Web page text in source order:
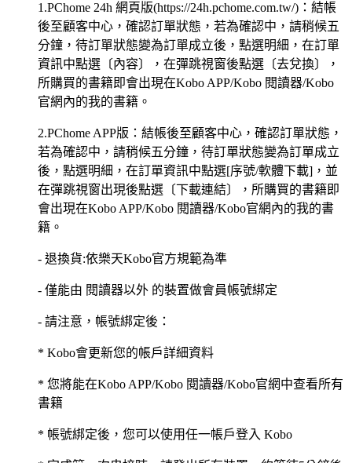
1.PChome 24h 網頁版(https://24h.pchome.com.tw/)：結帳
後至顧客中心，確認訂單狀態，若為確認中，請稍候五
分鐘，待訂單狀態變為訂單成立後，點選明細，在訂單
資訊中點選〔內容〕，在彈跳視窗後點選〔去兌換〕，
所購買的書籍即會出現在Kobo APP/Kobo 閱讀器/Kobo
官網內的我的書籍。
2.PChome APP版：結帳後至顧客中心，確認訂單狀態，
若為確認中，請稍候五分鐘，待訂單狀態變為訂單成立
後，點選明細，在訂單資訊中點選[序號/軟體下載]，並
在彈跳視窗出現後點選〔下載連結〕，所購買的書籍即
會出現在Kobo APP/Kobo 閱讀器/Kobo官網內的我的書
籍。
- 退換貨:依樂天Kobo官方規範為準
- 僅能由 閱讀器以外 的裝置做會員帳號綁定
- 請注意，帳號綁定後：
* Kobo會更新您的帳戶詳細資料
* 您將能在Kobo APP/Kobo 閱讀器/Kobo官網中查看所有
書籍
* 帳號綁定後，您可以使用任一帳戶登入 Kobo